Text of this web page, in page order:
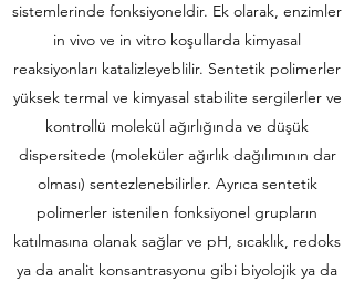
sistemlerinde fonksiyoneldir. Ek olarak, enzimler
in vivo ve in vitro koşullarda kimyasal
reaksiyonları katalizleyeblilir. Sentetik polimerler
yüksek termal ve kimyasal stabilite sergilerler ve
kontrollü molekül ağırlığında ve düşük
dispersitede (moleküler ağırlık dağılımının dar
olması) sentezlenebilirler. Ayrıca sentetik
polimerler istenilen fonksiyonel grupların
katılmasına olanak sağlar ve pH, sıcaklık, redoks
ya da analit konsantrasyonu gibi biyolojik ya da